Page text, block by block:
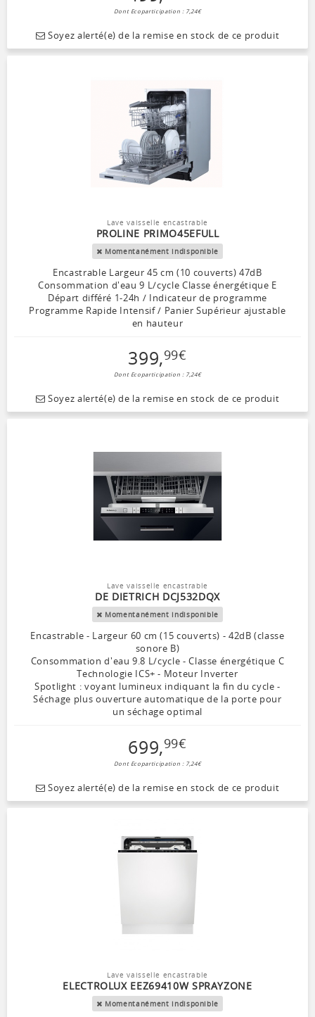
Dont Ecoparticipation : 7,24€
Soyez alerté(e) de la remise en stock de ce produit
Lave vaisselle encastrable
PROLINE PRIMO45EFULL
Momentanément indisponible
Encastrable Largeur 45 cm (10 couverts) 47dB
Consommation d'eau 9 L/cycle Classe énergétique E
Départ différé 1-24h / Indicateur de programme
Programme Rapide Intensif / Panier Supérieur ajustable
en hauteur
399,99€
Dont Ecoparticipation : 7,24€
Soyez alerté(e) de la remise en stock de ce produit
Lave vaisselle encastrable
DE DIETRICH DCJ532DQX
Momentanément indisponible
Encastrable - Largeur 60 cm (15 couverts) - 42dB (classe
sonore B)
Consommation d'eau 9.8 L/cycle - Classe énergétique C
Technologie ICS+ - Moteur Inverter
Spotlight : voyant lumineux indiquant la fin du cycle -
Séchage plus ouverture automatique de la porte pour
un séchage optimal
699,99€
Dont Ecoparticipation : 7,24€
Soyez alerté(e) de la remise en stock de ce produit
Lave vaisselle encastrable
ELECTROLUX EEZ69410W SPRAYZONE
Momentanément indisponible